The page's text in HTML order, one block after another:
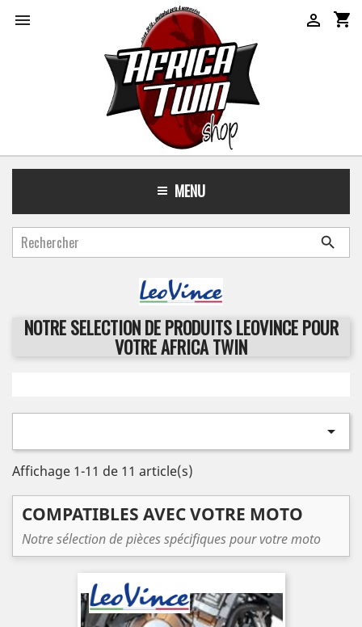
 shopping_cart

MENU

NOTRE SELECTION DE PRODUITS LEOVINCE POUR
VOTRE AFRICA TWIN

Affichage 1-11 de 11 article(s)
COMPATIBLES AVEC VOTRE MOTO
Notre sélection de pièces spécifiques pour votre moto